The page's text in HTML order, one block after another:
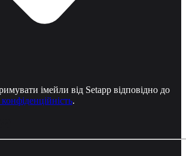
імейли від Setapp відповідно до
.